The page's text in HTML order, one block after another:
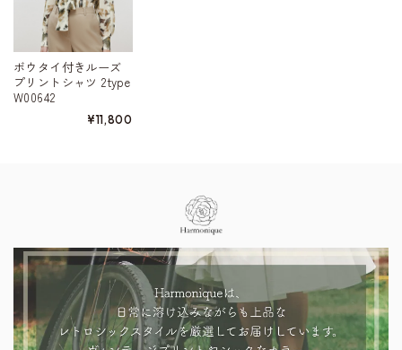
ボウタイ付きルーズ
プリントシャツ 2type
W00642
¥11,800